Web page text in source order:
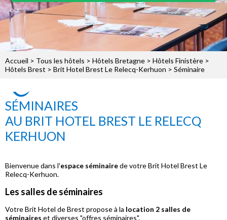
Accueil > Tous les hôtels > Hôtels Bretagne > Hôtels Finistère >
Hôtels Brest > Brit Hotel Brest Le Relecq-Kerhuon > Séminaire
SÉMINAIRES
AU BRIT HOTEL BREST LE RELECQ
KERHUON
Bienvenue dans l'espace séminairede votre Brit Hotel Brest Le
Relecq-Kerhuon.
Les salles de séminaires
Votre Brit Hotel de Brest propose à la location 2 salles de
séminaires et diverses "offres séminaires".